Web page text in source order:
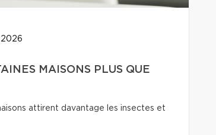
MAISONS PLUS QUE
attirent davantage les insectes et